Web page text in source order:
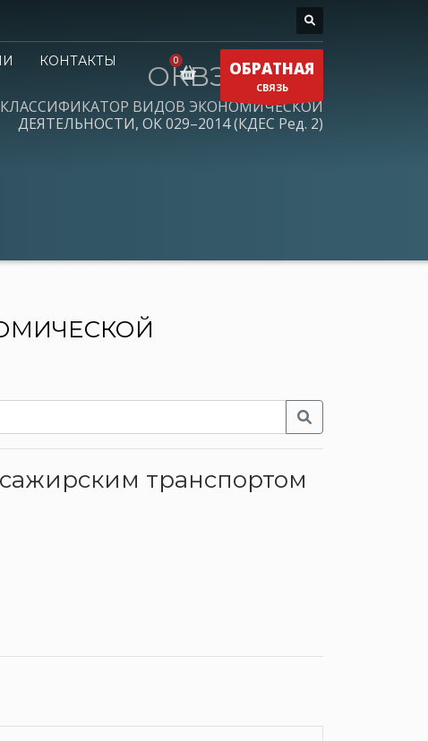
КОНТАКТЫ
ОБРАТНАЯ
СВЯЗЬ
ОКВЭД 2026
ВИДОВ ЭКОНОМИЧЕСКОЙ
ДЕЯТЕЛЬНОСТИ, ОК 029–2014 (КДЕС Ред. 2)
транспортом